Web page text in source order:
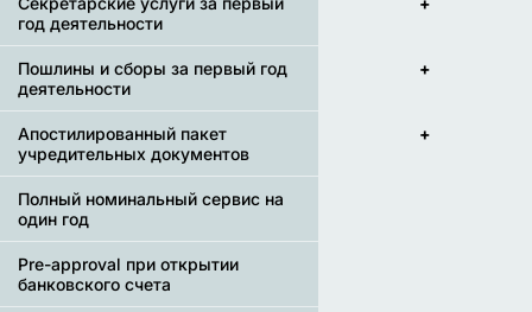
год деятельности
Пошлины и сборы за первый год
деятельности
+
Апостилированный пакет
учредительных документов
+
Полный номинальный сервис на
один год
Pre-approval при открытии
банковского счета